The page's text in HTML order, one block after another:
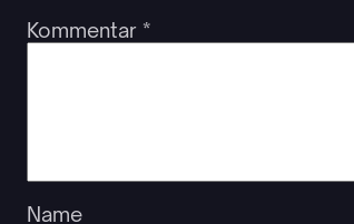
Kommentar *
Name